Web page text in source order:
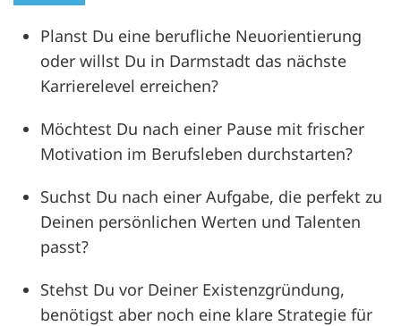
Planst Du eine berufliche Neuorientierung
oder willst Du in Darmstadt das nächste
Karrierelevel erreichen?
Möchtest Du nach einer Pause mit frischer
Motivation im Berufsleben durchstarten?
Suchst Du nach einer Aufgabe, die perfekt zu
Deinen persönlichen Werten und Talenten
passt?
Stehst Du vor Deiner Existenzgründung,
benötigst aber noch eine klare Strategie für